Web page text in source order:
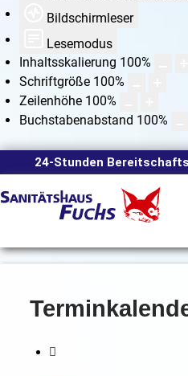
Bildschirmleser
Lesemodus
Inhaltsskalierung 100%
Schriftgröße 100%
Zeilenhöhe 100%
Buchstabenabstand 100%
24-Stunden